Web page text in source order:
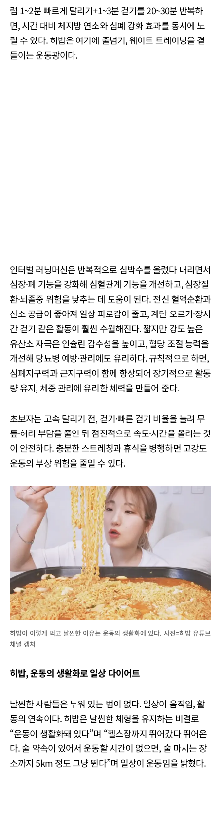
럼 1~2분 빠르게 달리기+1~3분 걷기를 20~30분 반복하
면, 시간 대비 체지방 연소와 심폐 강화 효과를 동시에 노
릴 수 있다. 히밥은 여기에 줄넘기, 웨이트 트레이닝을 곁
들이는 운동광이다.
인터벌 러닝머신은 반복적으로 심박수를 올렸다 내리면서
심장·폐 기능을 강화해 심혈관계 기능을 개선하고, 심장질
환·뇌졸중 위험을 낮추는 데 도움이 된다. 전신 혈액순환과
산소 공급이 좋아져 일상 피로감이 줄고, 계단 오르기·장시
간 걷기 같은 활동이 훨씬 수월해진다. 짧지만 강도 높은
유산소 자극은 인슐린 감수성을 높이고, 혈당 조절 능력을
개선해 당뇨병 예방·관리에도 유리하다. 규칙적으로 하면,
심폐지구력과 근지구력이 함께 향상되어 장기적으로 활동
량 유지, 체중 관리에 유리한 체력을 만들어 준다.
초보자는 고속 달리기 전, 걷기·빠른 걷기 비율을 늘려 무
릎·허리 부담을 줄인 뒤 점진적으로 속도·시간을 올리는 것
이 안전하다. 충분한 스트레칭과 휴식을 병행하면 고강도
운동의 부상 위험을 줄일 수 있다.
히밥이 이렇게 먹고 날씬한 이유는 운동의 생활화에 있다. 사진=히밥 유튜브
채널 캡처
히밥, 운동의 생활화로 일상 다이어트
날씬한 사람들은 누워 있는 법이 없다. 일상이 움직임, 활
동의 연속이다. 히밥은 날씬한 체형을 유지하는 비결로
“운동이 생활화돼 있다”며 “헬스장까지 뛰어갔다 뛰어온
다. 술 약속이 있어서 운동할 시간이 없으면, 술 마시는 장
소까지 5km 정도 그냥 뛴다”며 일상이 운동임을 밝혔다.